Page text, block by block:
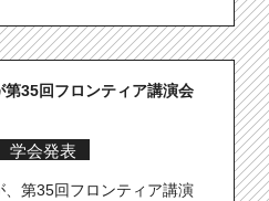
35回フロンティア講演会
学会発表
第35回フロンティア講演